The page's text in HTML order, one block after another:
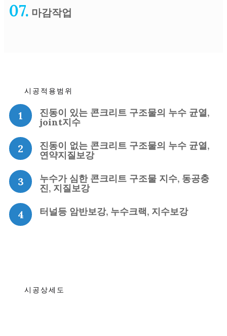
07. 마감작업
시공적용범위
1
진동이 있는 콘크리트 구조물의 누수 균열,
joint지수
2
진동이 없는 콘크리트 구조물의 누수 균열,
연약지질보강
3
누수가 심한 콘크리트 구조물 지수, 동공충
진, 지질보강
4 터널등 암반보강, 누수크랙, 지수보강
시공상세도